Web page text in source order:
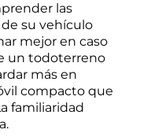
las
su vehículo
mejor en caso
un todoterreno
más en
compacto que
familiaridad